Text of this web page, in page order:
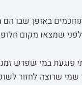
באופן שבו
שמצאו מקום
פוגעת במי שפרש
שמי שרוצה לחזור